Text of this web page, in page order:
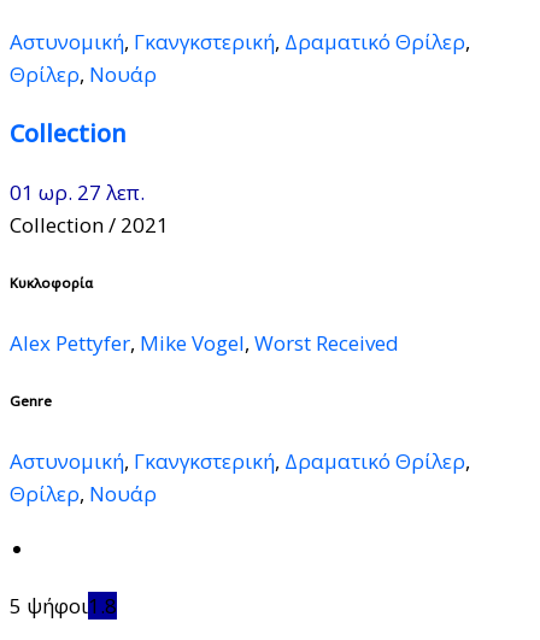
Αστυνομική, Γκανγκστερική, Δραματικό Θρίλερ,
Θρίλερ, Νουάρ
Collection
01 ωρ. 27 λεπ.
Collection/ 2021
Κυκλοφορία
Alex Pettyfer, Mike Vogel, Worst Received
Genre
Αστυνομική, Γκανγκστερική, Δραματικό Θρίλερ,
Θρίλερ, Νουάρ
5 ψήφοι1.8